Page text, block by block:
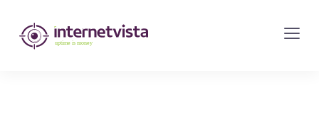
Monitorización
de